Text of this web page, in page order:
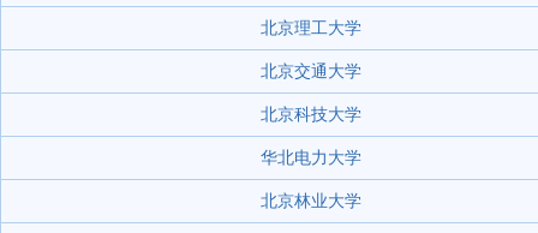
北京理工大学
北京交通大学
北京科技大学
华北电力大学
北京林业大学